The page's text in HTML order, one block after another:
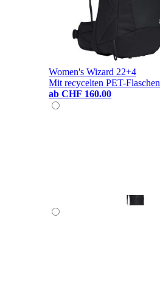
Women's Wizard 22+4
Mit recycelten PET-Flaschen
ab CHF 160.00